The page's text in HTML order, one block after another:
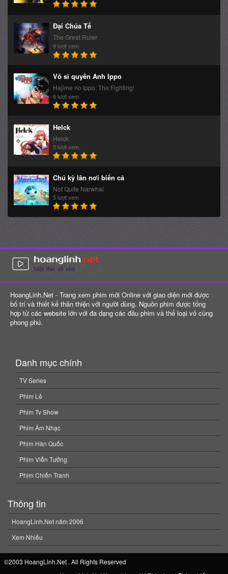
Đại Chúa Tể
The Great Ruler
9 lượt xem
Võ sĩ quyền Anh Ippo
Hajime no Ippo: The Fighting!
6 lượt xem
Helck
Helck
5 lượt xem
Chú kỳ lân nơi biển cả
Not Quite Narwhal
5 lượt xem
HoangLinh.Net - Trang xem phim mới Online với giao diện mới được
bố trí và thiết kế thân thiện với người dùng. Nguồn phim được tổng
hợp từ các website lớn với đa dạng các đầu phim và thể loại vô cùng
phong phú.
Danh mục chính
TV Series
Phim Lẻ
Phim Tv Show
Phim Âm Nhạc
Phim Hàn Quốc
Phim Viễn Tưởng
Phim Chiến Tranh
Thông tin
HoangLinh.Net năm 2006
Xem Nhiều
©2003 HoangLinh.Net . All Rights Reserved